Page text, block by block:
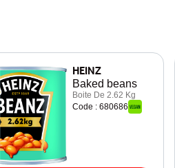
HEINZ
Baked beans
Boite De 2.62 Kg
Code : 680686